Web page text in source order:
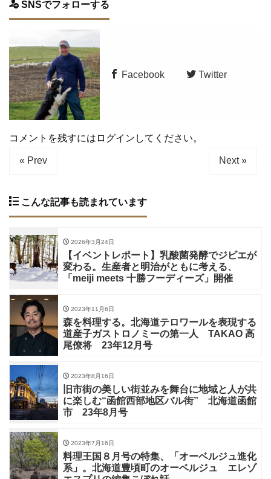
SNSでフォローする
Facebook Twitter
コメントを残すにはログインしてください。
« Prev Next »
こんな記事も読まれています
2026年3月24日
【イベントレポート】乳酸菌発酵でジビエが
変わる。生産者と明治がともに考える、
「meiji meets 十勝フーディーズ」開催
2023年11月6日
森を料理する。北海道テロワールを表現する
道産子ガストロノミーの第一人 TAKAO 高
尾僚将 23年12月号
2023年8月16日
旧市街の美しい街並みを舞台に地域と人が共
に楽しむ“函館西部地区バル街” 北海道函館
市 23年8月号
2023年7月16日
料理王国８月号の特集、「オーベルジュ進化
系」。北海道豊頃町のオーベルジュ エレゾ